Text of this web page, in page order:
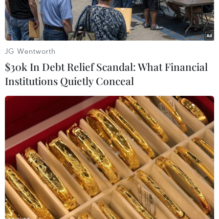
(Nguồn: AFP/TTXVN)
Ngày 24/2, tại trụ sở ở New York, Người phát
ngôn Liên hợp quốc Stephane Dujarric cho biết
Tổng Thư ký Liên hợp quốc Ban Ki-moon vừa có
cuộc gặp với Ngoại trưởng Ukraine Pavlo
Klimkin, trong đó chủ yếu bàn về tình hình
JG Wentworth
$30k In Debt Relief Scandal: What Financial
Institutions Quietly Conceal